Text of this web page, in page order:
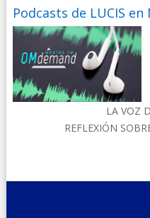
Podcasts de LUCIS
LA VOZ
REFLEXIÓN